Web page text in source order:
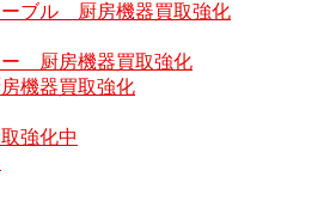
ーブル 厨房機器買取強化
ー 厨房機器買取強化
機器買取強化
強化中